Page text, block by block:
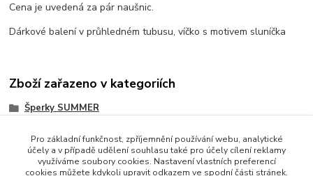
Cena je uvedená za pár naušnic.
Dárkové balení v průhledném tubusu, víčko s motivem sluníčka
Zboží zařazeno v kategoriích
Šperky SUMMER
Pro základní funkčnost, zpříjemnění používání webu, analytické
účely a v případě udělení souhlasu také pro účely cílení reklamy
využíváme soubory cookies. Nastavení vlastních preferencí
cookies můžete kdykoli upravit odkazem ve spodní části stránek.